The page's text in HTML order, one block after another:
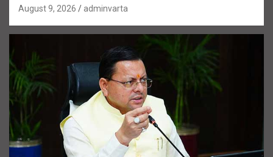
August 9, 2026 adminvarta